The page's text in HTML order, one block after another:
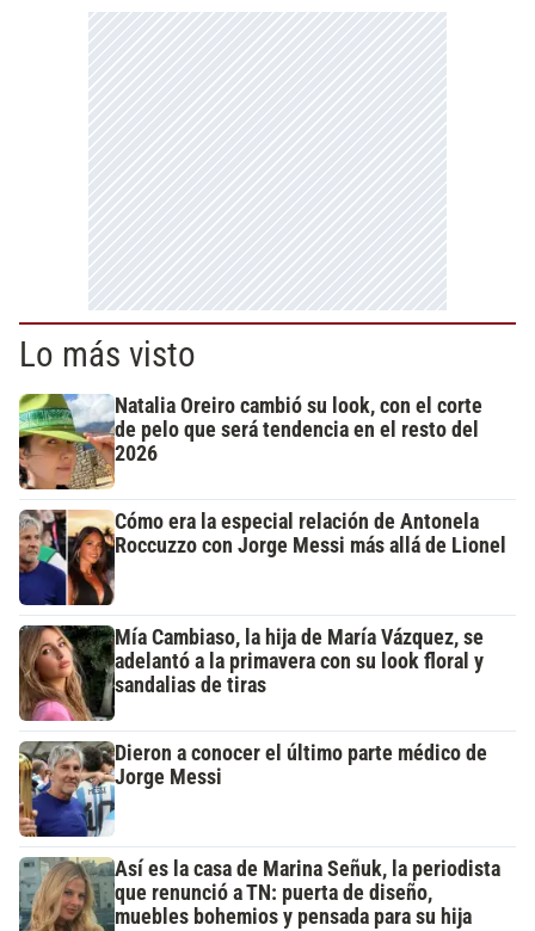
Lo más visto
Natalia Oreiro cambió su look, con el corte
de pelo que será tendencia en el resto del
2026
Cómo era la especial relación de Antonela
Roccuzzo con Jorge Messi más allá de Lionel
Mía Cambiaso, la hija de María Vázquez, se
adelantó a la primavera con su look floral y
sandalias de tiras
Dieron a conocer el último parte médico de
Jorge Messi
Así es la casa de Marina Señuk, la periodista
que renunció a TN: puerta de diseño,
muebles bohemios y pensada para su hija